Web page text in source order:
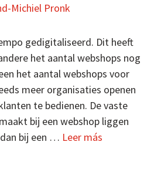
Michiel Pronk
gedigitaliseerd. Dit heeft
het aantal webshops nog
het aantal webshops voor
meer organisaties openen
te bedienen. De vaste
bij een webshop liggen
bij een … Leer más